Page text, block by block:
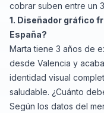
cobrar suben entre un
1. Diseñador gráfico
España?
Marta tiene 3 años de
desde Valencia y
identidad visual
saludable. ¿Cuánto
Según los datos del